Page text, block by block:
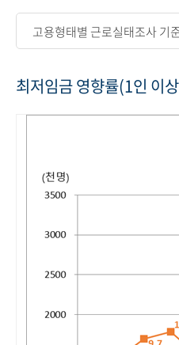
고용형태별 근로실태조사 기
최저임금 영향률(1인 이